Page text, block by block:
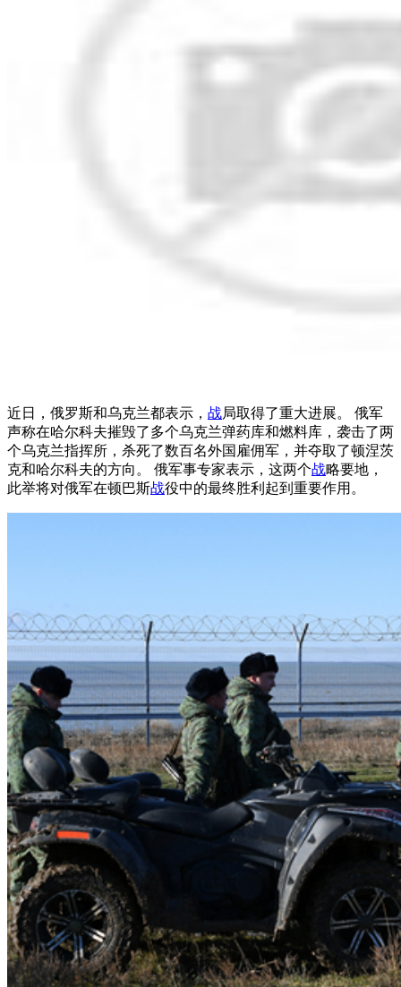
近日，俄罗斯和乌克兰都表示， 战局取得了重大进展。 俄军
声称在哈尔科夫摧毁了多个乌克兰弹药库和燃料库，袭击了两
个乌克兰指挥所，杀死了数百名外国雇佣军，并夺取了顿涅茨
克和哈尔科夫的方向。 俄军事专家表示，这两个战略要地，
此举将对俄军在顿巴斯战役中的最终胜利起到重要作用。